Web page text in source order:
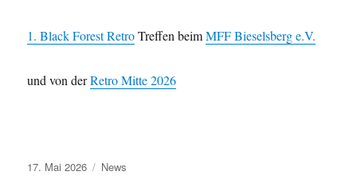
1. Black Forest RetroTreffen beimMFF Bieselsberg e.V.
und von derRetro Mitte 2026
Veröffentlicht
17. Mai 2026 Kategorien
News